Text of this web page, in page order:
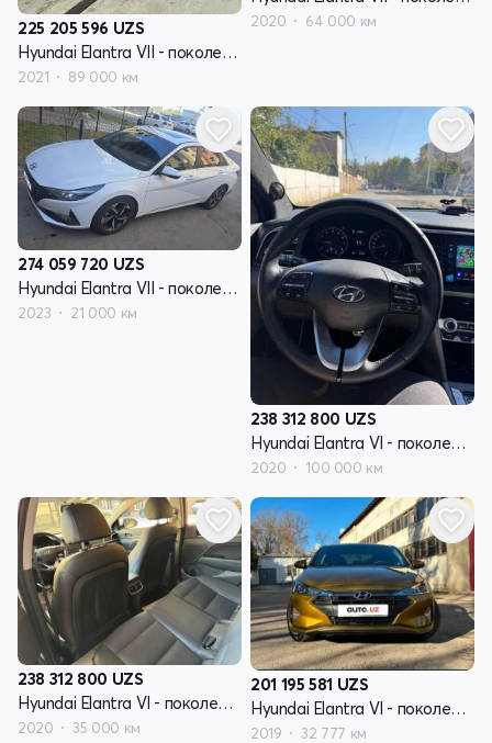
225 205 596 UZS
Hyundai Elantra VII - поколение (CN7)
2021 89 000 км
2020 64 000 км
274 059 720 UZS
Hyundai Elantra VII - поколение (CN7)
2023 21 000 км
238 312 800 UZS
Hyundai Elantra VI - поколение рестайлинг (AD)
2020 100 000 км
238 312 800 UZS
Hyundai Elantra VI - поколение рестайлинг (AD)
2020 35 000 км
201 195 581 UZS
Hyundai Elantra VI - поколение рестайлинг (AD)
2019 32 777 км